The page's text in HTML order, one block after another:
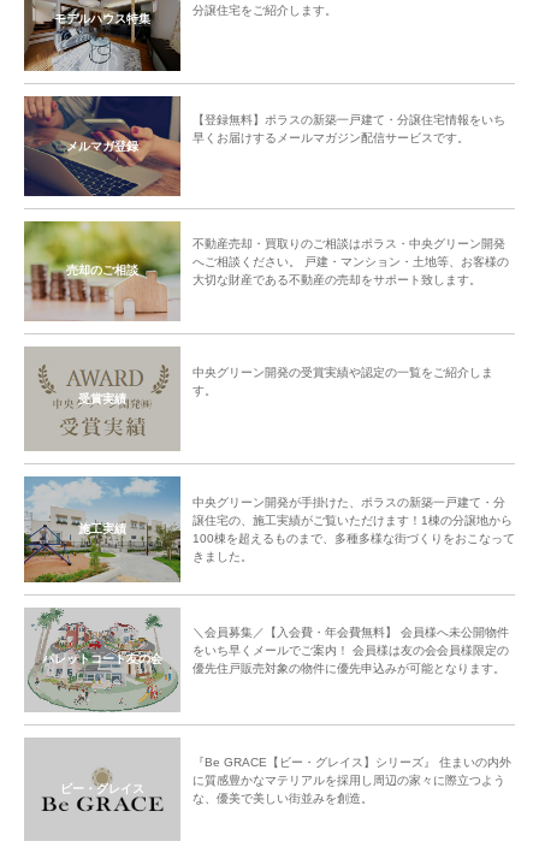
モデルハウス特集
分譲住宅をご紹介します。
メルマガ登録
【登録無料】ポラスの新築一戸建て・分譲住宅情報をいち
早くお届けするメールマガジン配信サービスです。
売却のご相談
不動産売却・買取りのご相談はポラス・中央グリーン開発
へご相談ください。 戸建・マンション・土地等、お客様の
大切な財産である不動産の売却をサポート致します。
受賞実績
中央グリーン開発の受賞実績や認定の一覧をご紹介しま
す。
施工実績
中央グリーン開発が手掛けた、ポラスの新築一戸建て・分
譲住宅の、施工実績がご覧いただけます！1棟の分譲地から
100棟を超えるものまで、多種多様な街づくりをおこなって
きました。
パレットコート友の会
＼会員募集／【入会費・年会費無料】 会員様へ未公開物件
をいち早くメールでご案内！ 会員様は友の会会員様限定の
優先住戸販売対象の物件に優先申込みが可能となります。
ビー・グレイス
『Be GRACE【ビー・グレイス】シリーズ』 住まいの内外
に質感豊かなマテリアルを採用し周辺の家々に際立つよう
な、優美で美しい街並みを創造。